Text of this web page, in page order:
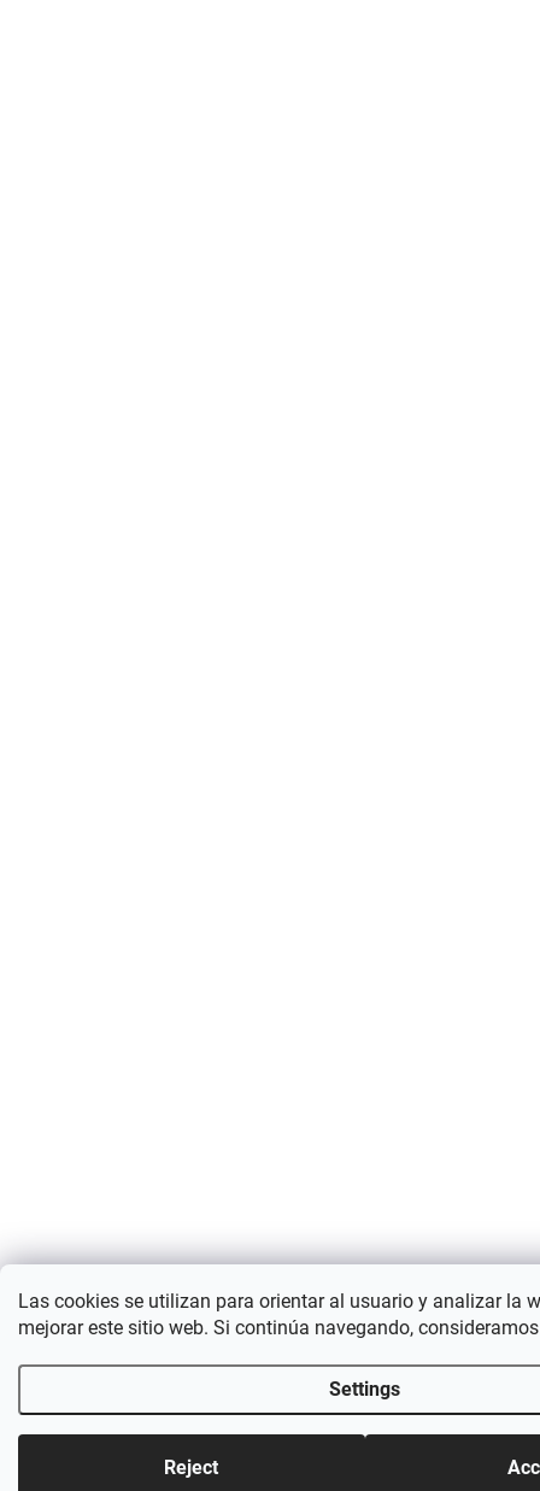
Las cookies se utilizan para orientar al usuario y analizar la
mejorar este sitio web. Si continúa navegando,
Settings
Reject